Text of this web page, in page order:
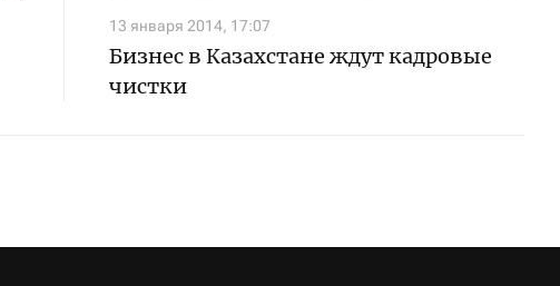
13 января 2014, 17:07
Бизнес в Казахстане ждут кадровые
чистки